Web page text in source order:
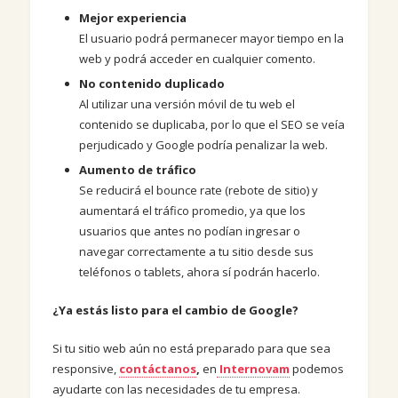
Mejor experiencia
El usuario podrá permanecer mayor tiempo en la
web y podrá acceder en cualquier comento.
No contenido duplicado
Al utilizar una versión móvil de tu web el
contenido se duplicaba, por lo que el SEO se veía
perjudicado y Google podría penalizar la web.
Aumento de tráfico
Se reducirá el bounce rate (rebote de sitio) y
aumentará el tráfico promedio, ya que los
usuarios que antes no podían ingresar o
navegar correctamente a tu sitio desde sus
teléfonos o tablets, ahora sí podrán hacerlo.
¿Ya estás listo para el cambio de Google?
Si tu sitio web aún no está preparado para que sea
responsive, contáctanos, en Internovam podemos
ayudarte con las necesidades de tu empresa.